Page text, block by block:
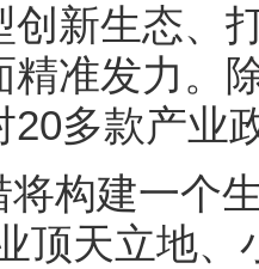
创新生态、
精准发力。
20多款产业
构建一个
顶天立地